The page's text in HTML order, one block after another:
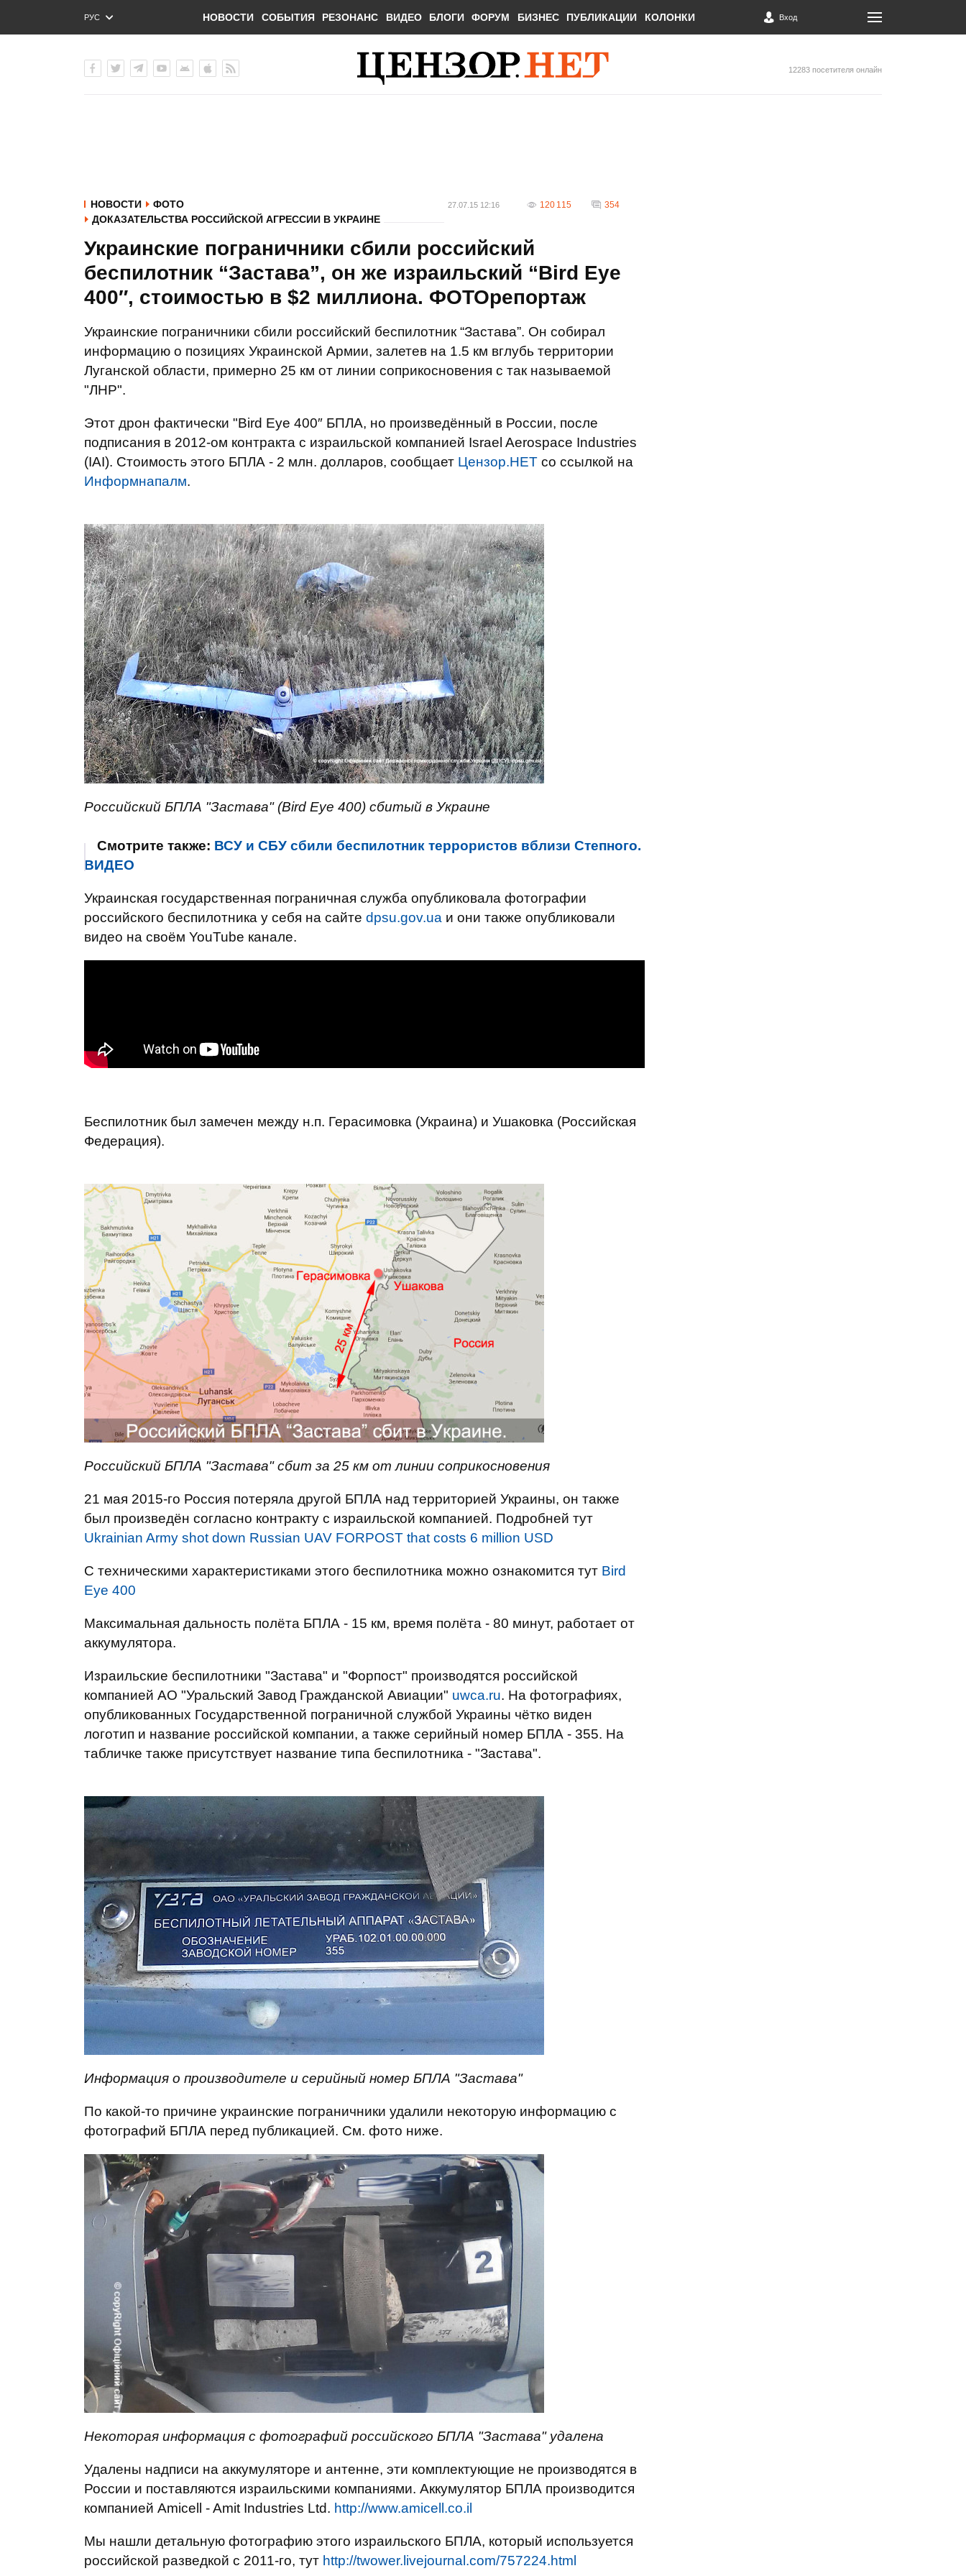
РУС
ENG
НОВОСТИ СОБЫТИЯ РЕЗОНАНС ВИДЕО БЛОГИ ФОРУМ БИЗНЕС ПУБЛИКАЦИИ КОЛОНКИ Вход
12283 посетителя онлайн
НОВОСТИ
ФОТО
ДОКАЗАТЕЛЬСТВА РОССИЙСКОЙ АГРЕССИИ В УКРАИНЕ
27.07.15 12:16 120 115 354
Украинские пограничники сбили российский
беспилотник “Застава”, он же израильский “Bird Eye
400″, стоимостью в $2 миллиона. ФОТОрепортаж
Украинские пограничники сбили российский беспилотник “Застава”. Он собирал
информацию о позициях Украинской Армии, залетев на 1.5 км вглубь территории
Луганской области, примерно 25 км от линии соприкосновения с так называемой
"ЛНР".
Этот дрон фактически "Bird Eye 400″ БПЛА, но произведённый в России, после
подписания в 2012-ом контракта с израильской компанией Israel Aerospace Industries
(IAI). Стоимость этого БПЛА - 2 млн. долларов, сообщает Цензор.НЕТ со ссылкой на
Информнапалм.
Российский БПЛА "Застава" (Bird Eye 400) сбитый в Украине
Смотрите также: ВСУ и СБУ сбили беспилотник террористов вблизи Степного.
ВИДЕО
Украинская государственная пограничная служба опубликовала фотографии
российского беспилотника у себя на сайте dpsu.gov.ua и они также опубликовали
видео на своём YouTube канале.
Беспилотник был замечен между н.п. Герасимовка (Украина) и Ушаковка (Российская
Федерация).
Российский БПЛА "Застава" сбит за 25 км от линии соприкосновения
21 мая 2015-го Россия потеряла другой БПЛА над территорией Украины, он также
был произведён согласно контракту с израильской компанией. Подробней тут
Ukrainian Army shot down Russian UAV FORPOST that costs 6 million USD
С техническими характеристиками этого беспилотника можно ознакомится тут Bird
Eye 400
Максимальная дальность полёта БПЛА - 15 км, время полёта - 80 минут, работает от
аккумулятора.
Израильские беспилотники "Застава" и "Форпост" производятся российской
компанией АО "Уральский Завод Гражданской Авиации" uwca.ru. На фотографиях,
опубликованных Государственной пограничной службой Украины чётко виден
логотип и название российской компании, а также серийный номер БПЛА - 355. На
табличке также присутствует название типа беспилотника - "Застава".
Информация о производителе и серийный номер БПЛА "Застава"
По какой-то причине украинские пограничники удалили некоторую информацию с
фотографий БПЛА перед публикацией. См. фото ниже.
Некоторая информация с фотографий российского БПЛА "Застава" удалена
Удалены надписи на аккумуляторе и антенне, эти комплектующие не производятся в
России и поставляются израильскими компаниями. Аккумулятор БПЛА производится
компанией Amicell - Amit Industries Ltd. http://www.amicell.co.il
Мы нашли детальную фотографию этого израильского БПЛА, который используется
российской разведкой с 2011-го, тут http://twower.livejournal.com/757224.html